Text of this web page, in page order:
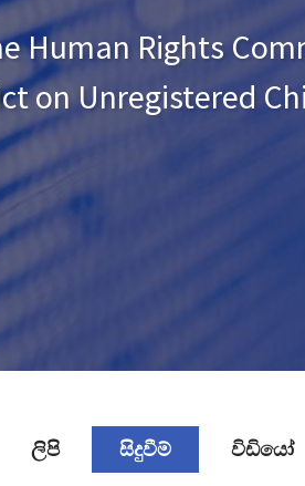
Human Rights
on Unregistered
ලිපි සිදුවීම් විඩියෝ